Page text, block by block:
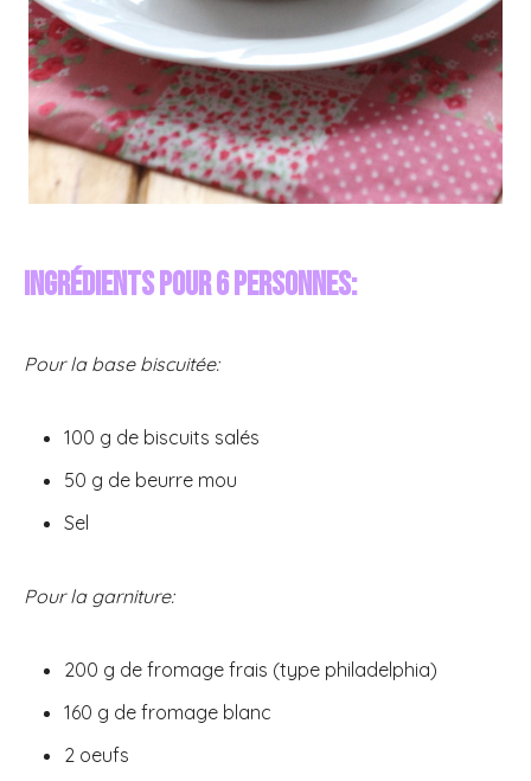
Ingrédients pour 6 personnes:
Pour la base biscuitée:
100 g de biscuits salés
50 g de beurre mou
Sel
Pour la garniture:
200 g de fromage frais (type philadelphia)
160 g de fromage blanc
2 oeufs